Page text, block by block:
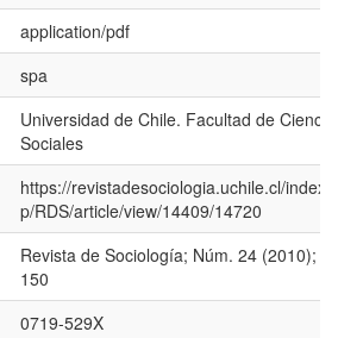
application/pdf
spa
Universidad de Chile. Facultad de
Sociales
https://revistadesociologia.uchile.cl/
p/RDS/article/view/14409/14720
Revista de Sociología; Núm. 24 (2010);
150
0719-529X